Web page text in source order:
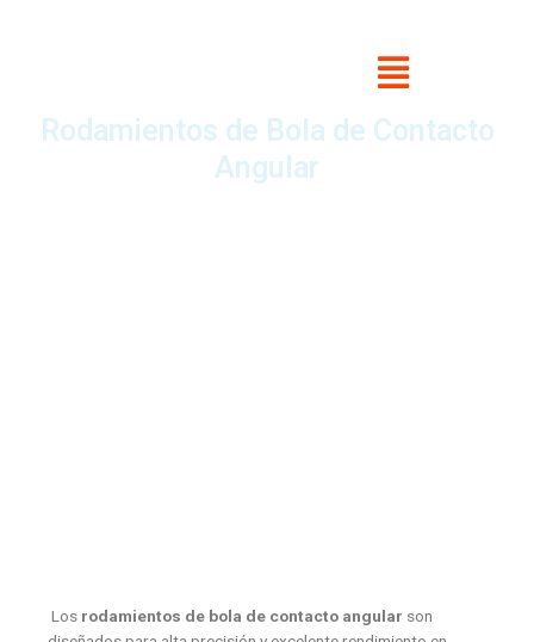
Rodamientos de Bola de Contacto
Angular
Los rodamientos de bola de contacto angular son